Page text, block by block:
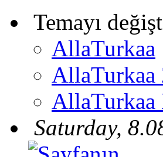
Temayı
AllaTurkaa
AllaTurkaa
AllaTurkaa
Saturday,